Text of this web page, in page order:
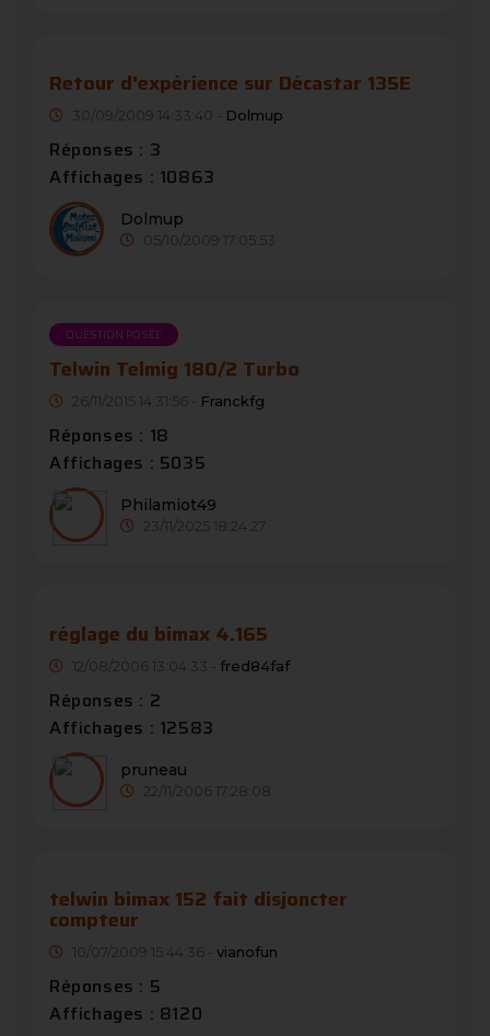
Retour d'expérience sur Décastar 135E
30/09/2009 14:33:40 - Dolmup
Réponses : 3
Affichages : 10863
Dolmup
05/10/2009 17:05:53
QUESTION POSÉE
Telwin Telmig 180/2 Turbo
26/11/2015 14:31:56 - Franckfg
Réponses : 18
Affichages : 5035
Philamiot49
23/11/2025 18:24:27
réglage du bimax 4.165
12/08/2006 13:04:33 - fred84faf
Réponses : 2
Affichages : 12583
pruneau
22/11/2006 17:28:08
telwin bimax 152 fait disjoncter
compteur
10/07/2009 15:44:36 - vianofun
Réponses : 5
Affichages : 8120